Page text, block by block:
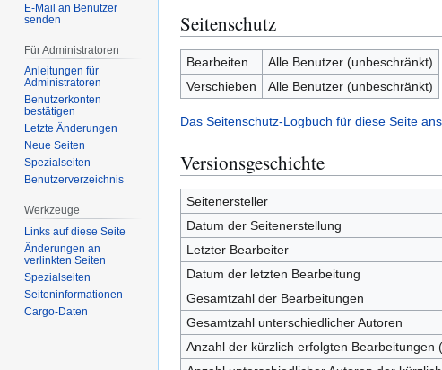
Seitenschutz
Bearbeiten
Alle Benutzer (unbeschränkt)
Verschieben
Alle Benutzer (unbeschränkt)
Das Seitenschutz-Logbuch für diese Seite
Versionsgeschichte
Seitenersteller
Datum der Seitenerstellung
Letzter Bearbeiter
Datum der letzten Bearbeitung
Gesamtzahl der Bearbeitungen
Gesamtzahl unterschiedlicher Autoren
Anzahl der kürzlich erfolgten Bearbeitungen
E-Mail an Benutzer
senden
Für Administratoren
Anleitungen für
Administratoren
Benutzerkonten
bestätigen
Letzte Änderungen
Neue Seiten
Spezialseiten
Benutzerverzeichnis
Werkzeuge
Links auf diese Seite
Änderungen an
verlinkten Seiten
Spezialseiten
Seiten­­informationen
Cargo-Daten